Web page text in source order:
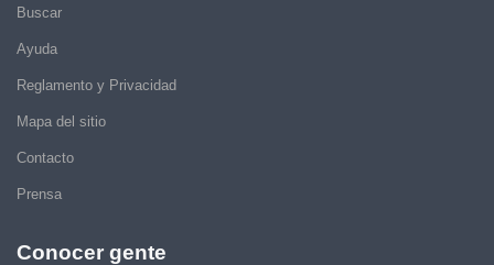
Buscar
Ayuda
Reglamento y Privacidad
Mapa del sitio
Contacto
Prensa
Conocer gente